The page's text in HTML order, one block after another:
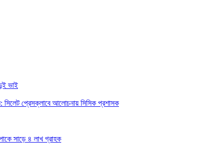
ভাই
প্রেসক্লাবে আলোচনায় সিসিক প্রশাসক
সাড়ে ৪ লাখ গ্রাহক